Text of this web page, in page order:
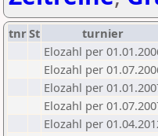
tnrSt turnier
Elozahl per
Elozahl per
Elozahl per
Elozahl per
Elozahl per